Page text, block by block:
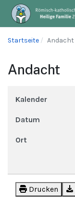
Startseite Andacht
Andacht
Kalender
Datum
Ort
Drucken